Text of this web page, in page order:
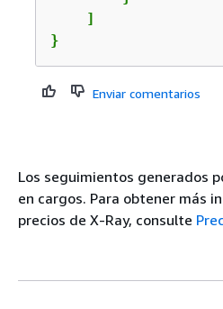
    ]
}
Enviar comentarios
Los seguimientos generados
en cargos. Para obtener más
precios de X-Ray, consulte